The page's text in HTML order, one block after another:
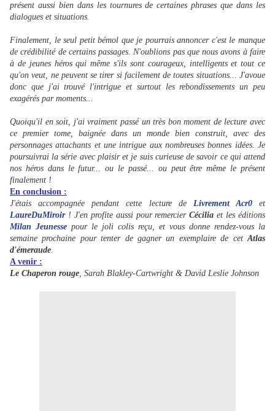
présent aussi bien dans les tournures de certaines phrases que dans les
dialogues et situations.
Finalement, le seul petit bémol que je pourrais annoncer c'est le manque
de crédibilité de certains passages. N'oublions pas que nous avons à faire
à de jeunes héros qui même s'ils sont courageux, intelligents et tout ce
qu'on veut, ne peuvent se tirer si facilement de toutes situations... J'avoue
donc que j'ai trouvé l'intrigue et surtout les rebondissements un peu
exagérés par moments...
Quoiqu'il en soit, j'ai vraiment passé un très bon moment de lecture avec
ce premier tome, baignée dans un monde bien construit, avec des
personnages attachants et une intrigue aux nombreuses bonnes idées. Je
poursuivrai la série avec plaisir et je suis curieuse de savoir ce qui attend
nos héros dans le futur... ou le passé... ou peut être même le présent
finalement !
En conclusion :
J'étais accompagnée pendant cette lecture de Livrement Acr0et
LaureDuMiroir! J'en profite aussi pour remercierCécilia et les éditions
Milan Jeunesse pour le joli colis reçu, et vous donne rendez-vous la
semaine prochaine pour tenter de gagner un exemplaire de cetAtlas
d'émeraude.
A venir :
Le Chaperon rouge, Sarah Blakley-Cartwright & David Leslie Johnson